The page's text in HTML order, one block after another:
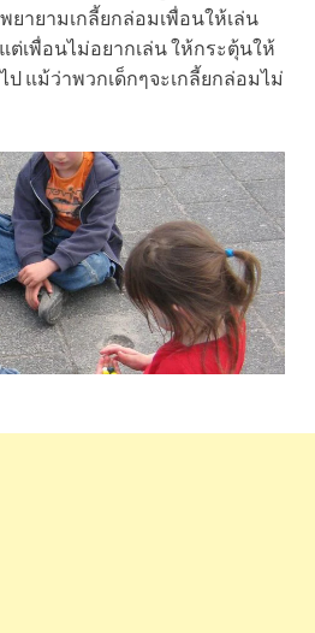
ายามเกลี้ยกล่อมเพื่อนให้เล่น
ต่เพื่อนไม่อยากเล่น ให้กระตุ้นให้
ป แม้ว่าพวกเด็กๆจะเกลี้ยกล่อมไม่